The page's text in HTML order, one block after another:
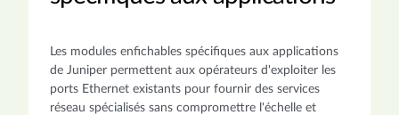
Les modules enfichables spécifiques aux applications
de Juniper permettent aux opérateurs d'exploiter les
ports Ethernet existants pour fournir des services
réseau spécialisés sans compromettre l'échelle et